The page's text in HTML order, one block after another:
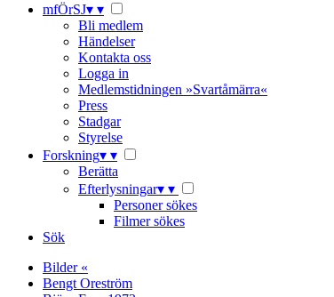
mfÖrSJ▾ ▾
Bli medlem
Händelser
Kontakta oss
Logga in
Medlemstidningen »Svartåmärra«
Press
Stadgar
Styrelse
Forskning▾ ▾
Berätta
Efterlysningar▾ ▾
Personer sökes
Filmer sökes
Sök
Bilder «
Bengt Oreström